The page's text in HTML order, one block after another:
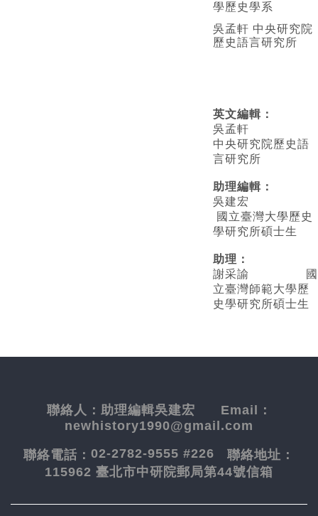
學歷史學系
吳孟軒 中央研究院
歷史語言研究所
英文編輯 ：
吳孟軒
中央研究院歷史語
言研究所
助理編輯：
吳建宏
國立臺灣大學歷史
學研究所碩士生
助理：
謝采諭
國
立臺灣師範大學歷
史學研究所碩士生
聯絡人： 助理編輯吳建宏 Email：
newhistory1990@gmail.com
聯絡電話： 02-2782-9555 #226 聯絡地址：
115962 臺北市中研院郵局第44號信箱